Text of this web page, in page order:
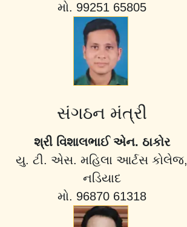
મો. 99251 65805
સંગઠન મંત્રી
શ્રી વિશાલભાઈ એન. ઠાકોર
યુ. ટી. એસ. મહિલા આર્ટસ કોલેજ,
નડિયાદ
મો. 96870 61318